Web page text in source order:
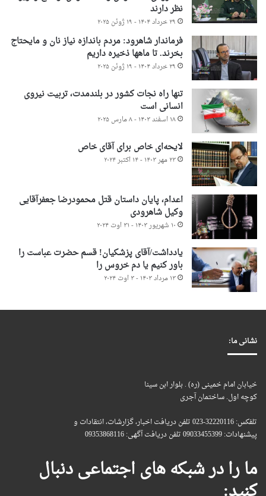
نظر دارند
۲۹ خرداد ۱۴۰۴ - ۱۹ ژوئن ۲۰۲۵
فرماندار شاهرود: مردم باندازه نیاز نان و مایحتاج
بخرند. تا ماهها ذخیره داریم
۲۹ خرداد ۱۴۰۴ - ۱۹ ژوئن ۲۰۲۵
تنها راه نجات کشور در بلندمدت، تربیت نیروی
انسانی است
۱۸ اسفند ۱۴۰۳ - ۸ مارس ۲۰۲۵
لایحه‌ای خاص برای آقای خاص
۲۳ مهر ۱۴۰۳ - ۱۴ اکتبر ۲۰۲۴
اعدام، پایان داستان قتل محمودرضا جعفرآقایی
وکیل شاهرودی
۱۰ شهریور ۱۴۰۳ - ۳۱ اوت ۲۰۲۴
یادداشت/آقای پزشکیان! قسم حضرت عباست را
باور کنیم یا دم خروس را
۱۳ مرداد ۱۴۰۳ - ۳ اوت ۲۰۲۴
نشانی ما:
خیابان امام خمینی (ره) . بلوار ابن سینا
کوچه اول. ساختمان آجری
تلفکس: 32220116-023 تلفن دریافت اخبار، گزارشات، انتقادات و
پیشنهادات: 09033455399 تلفن دریافت آگهی: 09353868116
ما را در شبکه های اجتماعی دنبال